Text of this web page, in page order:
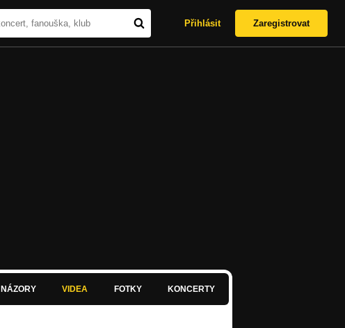
Přihlásit Zaregistrovat
NÁZORY VIDEA FOTKY KONCERTY